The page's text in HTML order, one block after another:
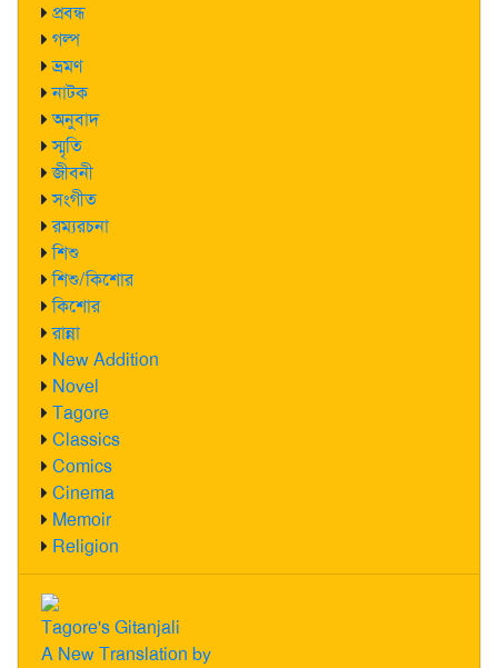
প্রবন্ধ
গল্প
ভ্রমণ
নাটক
অনুবাদ
স্মৃতি
জীবনী
সংগীত
রম্যরচনা
শিশু
শিশু/কিশোর
কিশোর
রান্না
New Addition
Novel
Tagore
Classics
Comics
Cinema
Memoir
Religion
Tagore's Gitanjali
A New Translation by